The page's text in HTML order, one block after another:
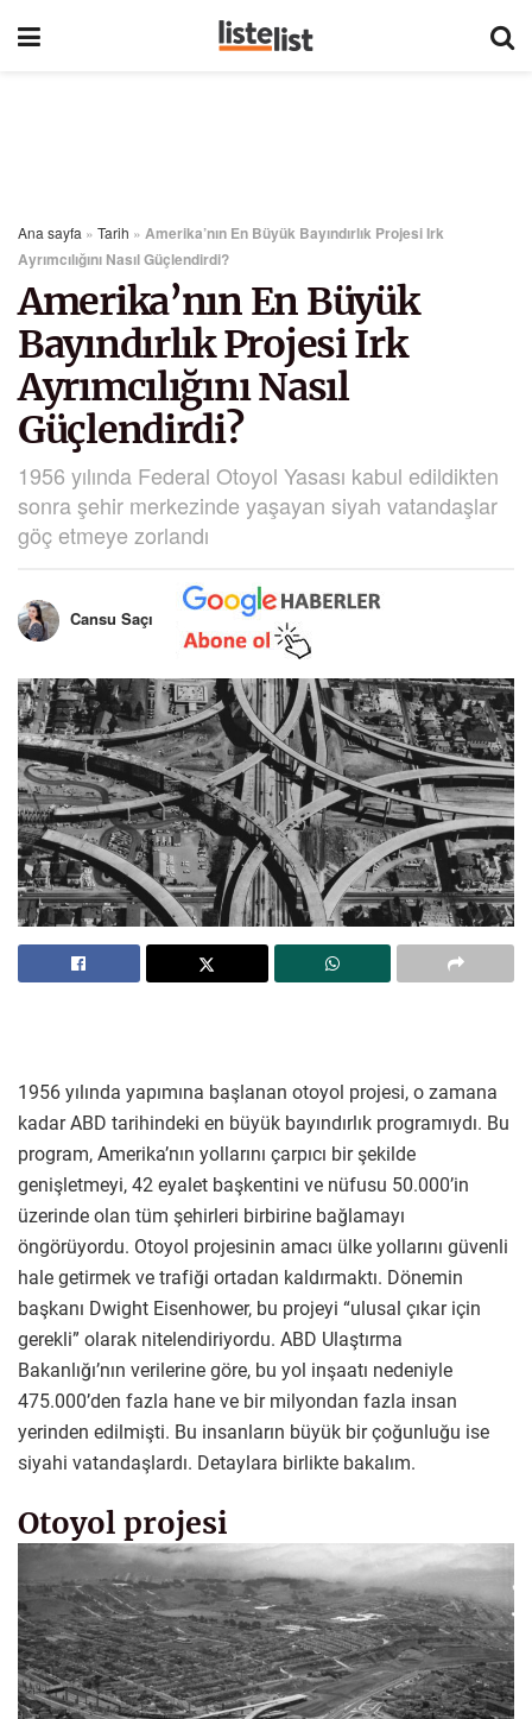
Ana sayfa » Tarih » Amerika’nın En Büyük Bayındırlık Projesi Irk
Ayrımcılığını Nasıl Güçlendirdi?
Amerika’nın En Büyük
Bayındırlık Projesi Irk
Ayrımcılığını Nasıl
Güçlendirdi?
1956 yılında Federal Otoyol Yasası kabul edildikten
sonra şehir merkezinde yaşayan siyah vatandaşlar
göç etmeye zorlandı
Cansu Saçı
1956 yılında yapımına başlanan otoyol projesi, o zamana
kadar ABD tarihindeki en büyük bayındırlık programıydı. Bu
program, Amerika’nın yollarını çarpıcı bir şekilde
genişletmeyi, 42 eyalet başkentini ve nüfusu 50.000’in
üzerinde olan tüm şehirleri birbirine bağlamayı
öngörüyordu. Otoyol projesinin amacı ülke yollarını güvenli
hale getirmek ve trafiği ortadan kaldırmaktı. Dönemin
başkanı Dwight Eisenhower, bu projeyi “ulusal çıkar için
gerekli” olarak nitelendiriyordu. ABD Ulaştırma
Bakanlığı’nın verilerine göre, bu yol inşaatı nedeniyle
475.000’den fazla hane ve bir milyondan fazla insan
yerinden edilmişti. Bu insanların büyük bir çoğunluğu ise
siyahi vatandaşlardı. Detaylara birlikte bakalım.
Otoyol projesi